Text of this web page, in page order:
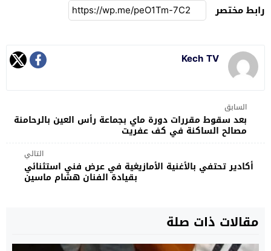
رابط مختصر
Kech TV
السابق
بعد سقوط مقررات دورة ماي بجماعة رأس العين بالرحامنة
مصالح الساكنة في كف عفريت
التالي
أكادير تحتفي بالأغنية الأمازيغية في عرض فني استثنائي
بقيادة الفنان هشام ماسين
مقالات ذات صلة